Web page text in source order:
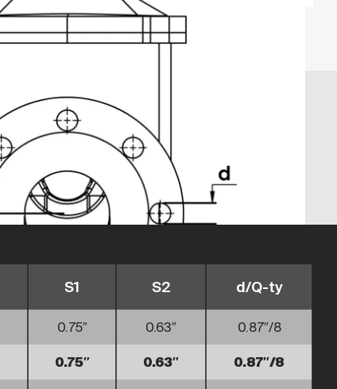
S1 S2 d/Q-ty
0.75″ 0.63″ 0.87″/8
0.75″ 0.63″ 0.87″/8